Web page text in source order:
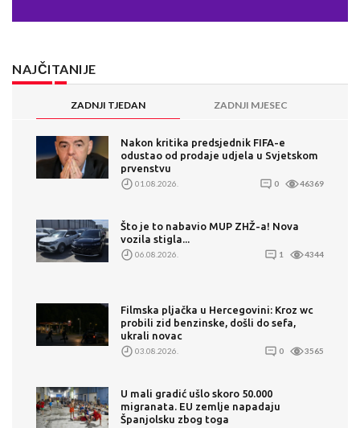
NAJČITANIJE
ZADNJI TJEDAN ZADNJI MJESEC
Nakon kritika predsjednik FIFA-e
odustao od prodaje udjela u Svjetskom
prvenstvu
01.08.2026. 0 46369
Što je to nabavio MUP ZHŽ-a! Nova
vozila stigla...
06.08.2026. 1 4344
Filmska pljačka u Hercegovini: Kroz wc
probili zid benzinske, došli do sefa,
ukrali novac
03.08.2026. 0 3565
U mali gradić ušlo skoro 50.000
migranata. EU zemlje napadaju
Španjolsku zbog toga